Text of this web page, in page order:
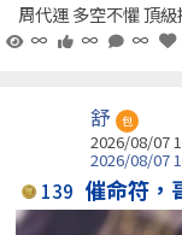
周代運 多空不懼 頂
∞
∞ ∞
舒 包
2026/08/07
2026/08/07
139 催命符，